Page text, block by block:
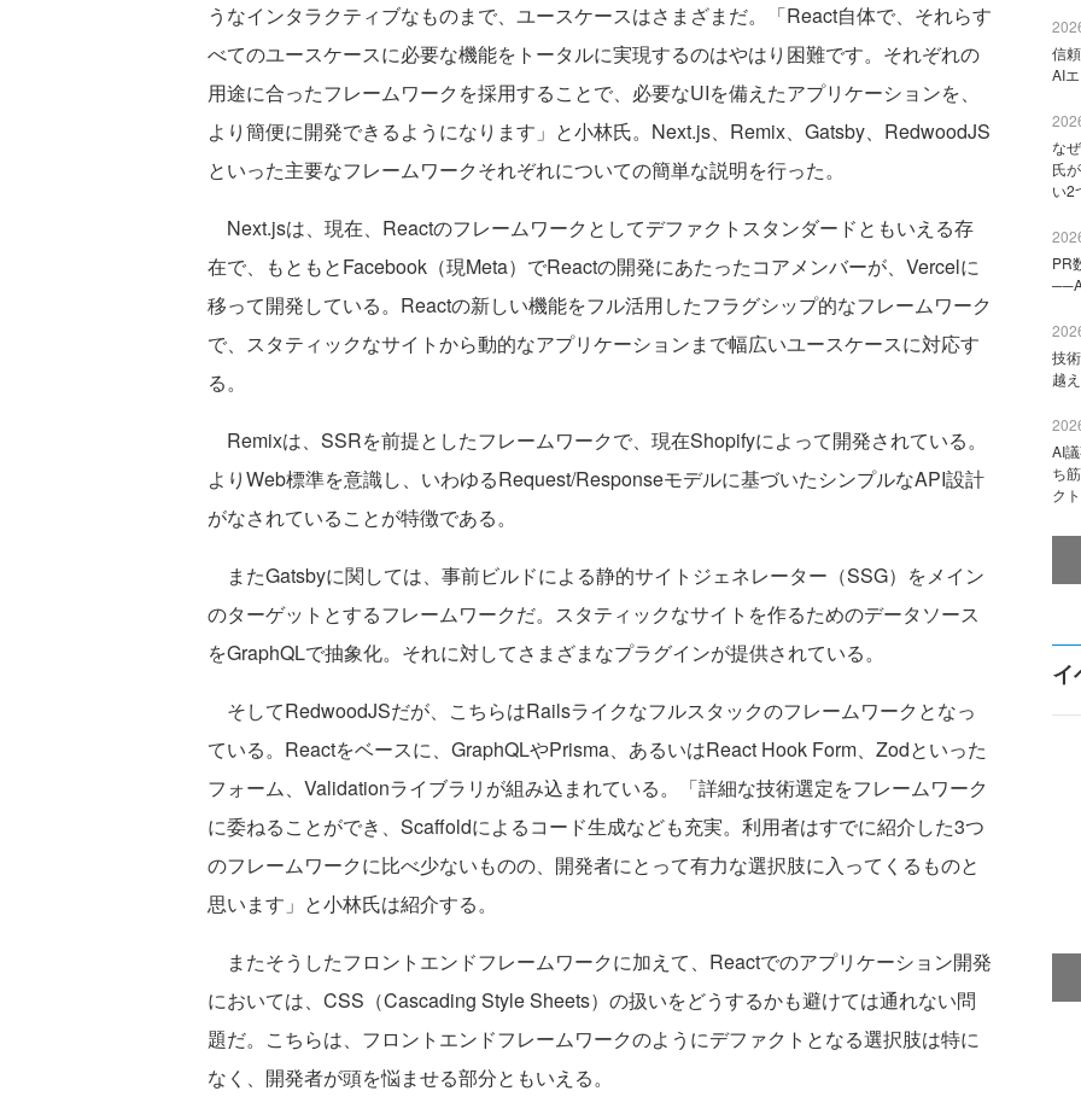
うなインタラクティブなものまで、ユースケースはさまざまだ。「React自体で、それらす
べてのユースケースに必要な機能をトータルに実現するのはやはり困難です。それぞれの
用途に合ったフレームワークを採用することで、必要なUIを備えたアプリケーションを、
より簡便に開発できるようになります」と小林氏。Next.js、Remix、Gatsby、RedwoodJS
といった主要なフレームワークそれぞれについての簡単な説明を行った。
Next.jsは、現在、Reactのフレームワークとしてデファクトスタンダードともいえる存
在で、もともとFacebook（現Meta）でReactの開発にあたったコアメンバーが、Vercelに
移って開発している。Reactの新しい機能をフル活用したフラグシップ的なフレームワーク
で、スタティックなサイトから動的なアプリケーションまで幅広いユースケースに対応す
る。
Remixは、SSRを前提としたフレームワークで、現在Shopifyによって開発されている。
よりWeb標準を意識し、いわゆるRequest/Responseモデルに基づいたシンプルなAPI設計
がなされていることが特徴である。
またGatsbyに関しては、事前ビルドによる静的サイトジェネレーター（SSG）をメイン
のターゲットとするフレームワークだ。スタティックなサイトを作るためのデータソース
をGraphQLで抽象化。それに対してさまざまなプラグインが提供されている。
そしてRedwoodJSだが、こちらはRailsライクなフルスタックのフレームワークとなっ
ている。Reactをベースに、GraphQLやPrisma、あるいはReact Hook Form、Zodといった
フォーム、Validationライブラリが組み込まれている。「詳細な技術選定をフレームワーク
に委ねることができ、Scaffoldによるコード生成なども充実。利用者はすでに紹介した3つ
のフレームワークに比べ少ないものの、開発者にとって有力な選択肢に入ってくるものと
思います」と小林氏は紹介する。
またそうしたフロントエンドフレームワークに加えて、Reactでのアプリケーション開発
においては、CSS（Cascading Style Sheets）の扱いをどうするかも避けては通れない問
題だ。こちらは、フロントエンドフレームワークのようにデファクトとなる選択肢は特に
なく、開発者が頭を悩ませる部分ともいえる。
信
AI
な
氏
い2
PR
技
越
AI
ち
ク
イ